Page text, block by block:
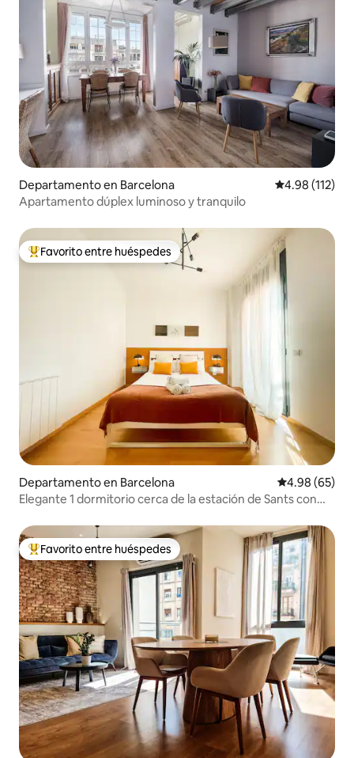
Departamento en Barcelona Calificación
4.98 (112)
Apartamento dúplex luminoso y tranquilo
De los mejores en Favorito entre huéspedes
Favorito entre huéspedes
Departamento en Barcelona Calificación
4.98 (65)
Elegante 1 dormitorio cerca de la estación de Sants con
De los mejores en Favorito entre huéspedes
Favorito entre huéspedes